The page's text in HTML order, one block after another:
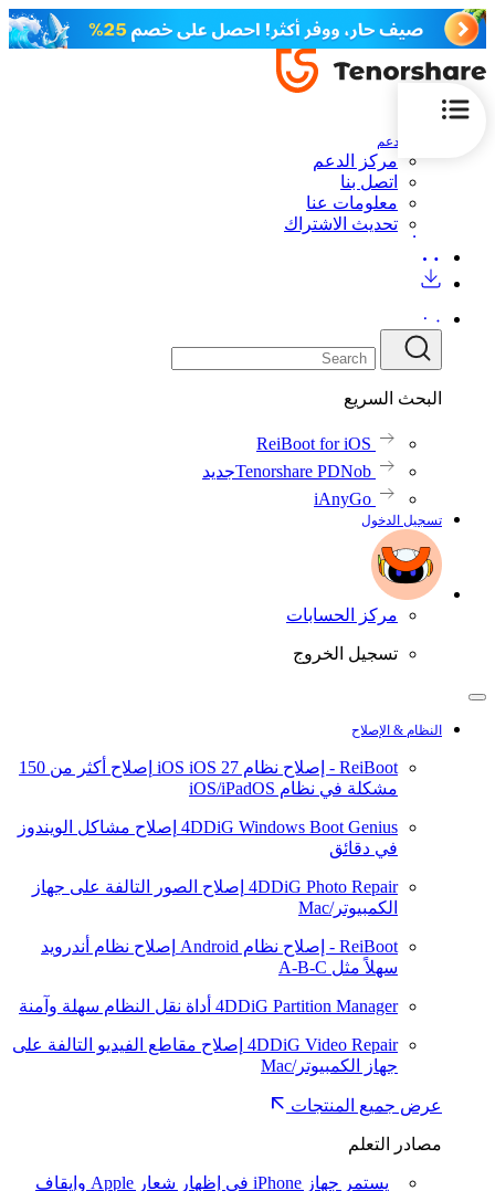
الدعم
مركز الدعم
اتصل بنا
معلومات عنا
تحديث الاشتراك
البحث السريع
ReiBoot for iOS
Tenorshare PDNobجديد
iAnyGo
تسجيل الدخول
مركز الحسابات
تسجيل الخروج
النظام & الإصلاح
ReiBoot - إصلاح نظام iOS iOS 27
إصلاح أكثر من 150
مشكلة في نظام iOS/iPadOS
4DDiG Windows Boot Genius إصلاح مشاكل الويندوز
في دقائق
4DDiG Photo Repair إصلاح الصور التالفة على جهاز
الكمبيوتر/Mac
ReiBoot - إصلاح نظام Android
إصلاح نظام أندرويد
سهلاً مثل A-B-C
4DDiG Partition Manager أداة نقل النظام سهلة وآمنة
4DDiG Video Repair إصلاح مقاطع الفيديو التالفة على
جهاز الكمبيوتر/Mac
عرض جميع المنتجات
مصادر التعلم
يستمر جهاز iPhone في إظهار شعار Apple وإيقاف